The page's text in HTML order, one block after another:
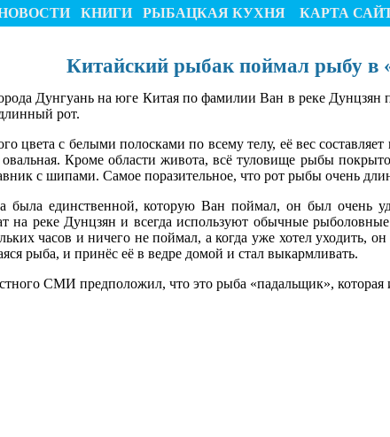
КНИГИ РЫБАЦКАЯ КУХНЯ КАРТА
Китайский рыбак поймал рыбу в
Дунгуань на юге Китая по фамилии Ван в реке Дунцзян
рот.
цвета с белыми полосками по всему телу, её вес
Кроме области живота, всё туловище рыбы
с шипами. Самое поразительное, что рот рыбы очень
была единственной, которую Ван поймал, он был очень
на реке Дунцзян и всегда используют обычные
часов и ничего не поймал, а когда уже хотел уходить,
рыба, и принёс её в ведре домой и стал выкармливать.
СМИ предположил, что это рыба «падальщик», которая